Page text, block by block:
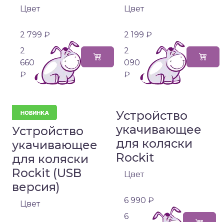
Цвет
2 799 ₽
2
660
₽
Цвет
2 199 ₽
2
090
₽
Устройство
укачивающее
для коляски
Rockit (USB
версия)
Цвет
Устройство
укачивающее
для коляски
Rockit
Цвет
6 990 ₽
6